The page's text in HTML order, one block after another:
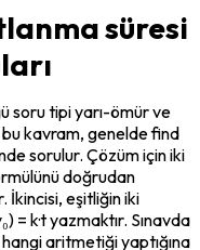
süresi
soru tipi yarı-ömür ve
bu kavram, genelde find
sorulur. Çözüm için iki
doğrudan
İkincisi, eşitliğin iki
= k·t yazmaktır. Sınavda
aritmetiği yaptığına